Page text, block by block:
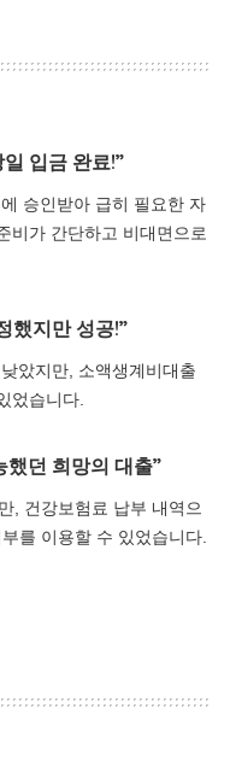
입금 완료!”
승인받아 급히 필요한 자
비가 간단하고 비대면으로
했지만 성공!”
았지만, 소액생계비대출
었습니다.
했던 희망의 대출”
, 건강보험료 납부 내역으
를 이용할 수 있었습니다.